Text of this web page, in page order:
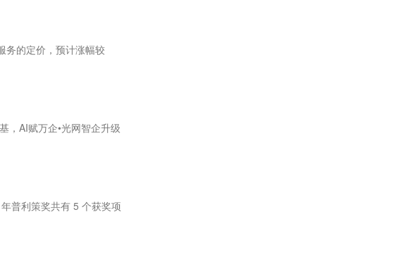
务的定价，预计涨幅较
，AI赋万企•光网智企升级
普利策奖共有 5 个获奖项